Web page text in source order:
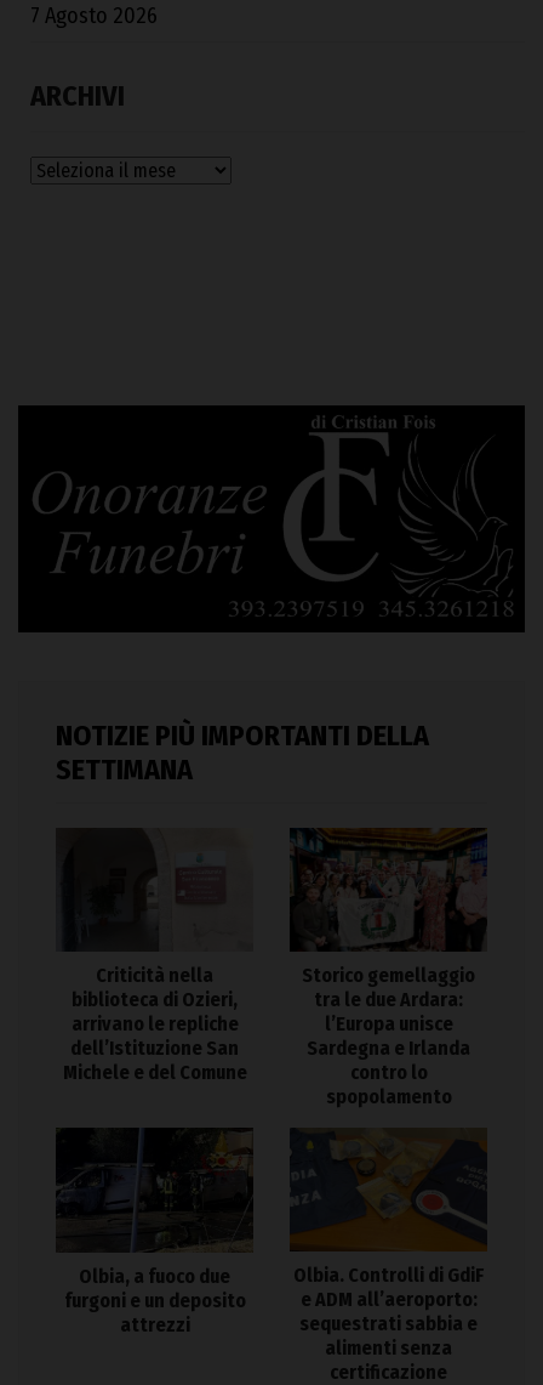
7 Agosto 2026
ARCHIVI
Archivi
NOTIZIE PIÙ IMPORTANTI DELLA
SETTIMANA
Criticità nella
biblioteca di Ozieri,
arrivano le repliche
dell’Istituzione San
Michele e del Comune
Storico gemellaggio
tra le due Ardara:
l’Europa unisce
Sardegna e Irlanda
contro lo
spopolamento
Olbia, a fuoco due
furgoni e un deposito
attrezzi
Olbia. Controlli di GdiF
e ADM all’aeroporto:
sequestrati sabbia e
alimenti senza
certificazione